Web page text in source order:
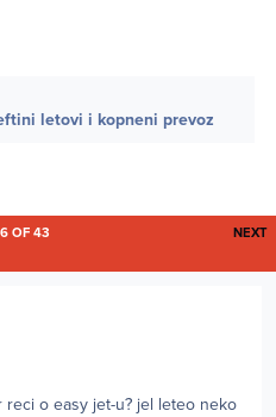
letovi i kopneni prevoz
NEXT
6 OF 43
o easy jet-u? jel leteo neko